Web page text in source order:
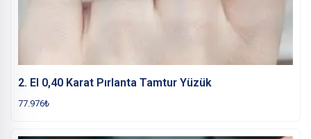
2. El 0,40 Karat Pırlanta Tamtur Yüzük
77.976₺